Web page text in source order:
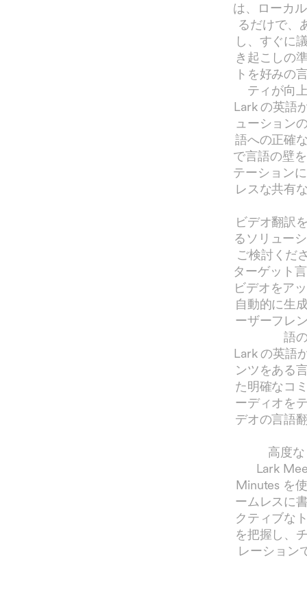
は、ローカ
るだけで、
し、すぐに
き起こしの
トを好みの
ティが向
Lark の英語
ューション
語への正確
で言語の壁
テーション
レスな共有
ビデオ翻訳
るソリュー
ご検討くだ
ターゲット
ビデオをア
自動的に生
ーザーフレ
語
Lark の英語
ンツをある
た明確なコ
ーディオを
デオの言語
高度
Lark
Minutes を
ームレスに
クティブな
を把握し、
レーション